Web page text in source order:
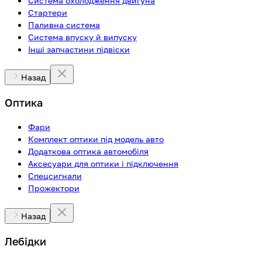
Стартери
Паливна система
Система впуску й випуску
Інші запчастини підвіски
Назад
Оптика
Фари
Комплект оптики під модель авто
Додаткова оптика автомобіля
Аксесуари для оптики і підключення
Спецсигнали
Прожектори
Назад
Лебідки